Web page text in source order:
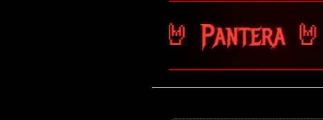
🤘 Pantera 🤘